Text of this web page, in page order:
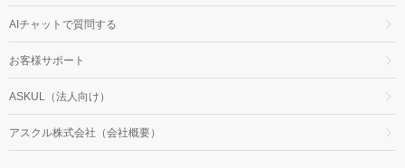
AIチャットで質問する
お客様サポート
ASKUL（法人向け）
アスクル株式会社（会社概要）